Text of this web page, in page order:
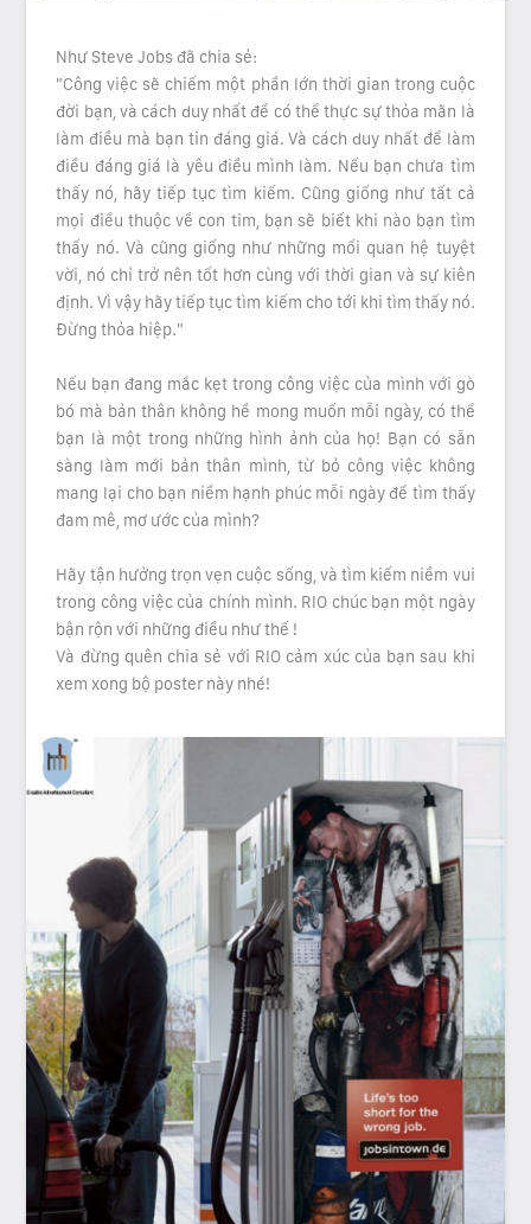
Như Steve Jobs đã chia sẻ:
"Công việc sẽ chiếm một phần lớn thời gian trong cuộc
đời bạn, và cách duy nhất để có thể thực sự thỏa mãn là
làm điều mà bạn tin đáng giá. Và cách duy nhất để làm
điều đáng giá là yêu điều mình làm. Nếu bạn chưa tìm
thấy nó, hãy tiếp tục tìm kiếm. Cũng giống như tất cả
mọi điều thuộc về con tim, bạn sẽ biết khi nào bạn tìm
thấy nó. Và cũng giống như những mối quan hệ tuyệt
vời, nó chỉ trở nên tốt hơn cùng với thời gian và sự kiên
định. Vì vậy hãy tiếp tục tìm kiếm cho tới khi tìm thấy nó.
Đừng thỏa hiệp."
Nếu bạn đang mắc kẹt trong công việc của mình với gò
bó mà bản thân không hề mong muốn mỗi ngày, có thể
bạn là một trong những hình ảnh của họ! Bạn có sẵn
sàng làm mới bản thân mình, từ bỏ công việc không
mang lại cho bạn niềm hạnh phúc mỗi ngày để tìm thấy
đam mê, mơ ước của mình?
Hãy tận hưởng trọn vẹn cuộc sống, và tìm kiếm niềm vui
trong công việc của chính mình. RIO chúc bạn một ngày
bận rộn với những điều như thế !
Và đừng quên chia sẻ với RIO cảm xúc của bạn sau khi
xem xong bộ poster này nhé!